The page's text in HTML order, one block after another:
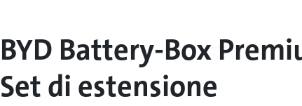
BYD Battery-Box
Set di estensione